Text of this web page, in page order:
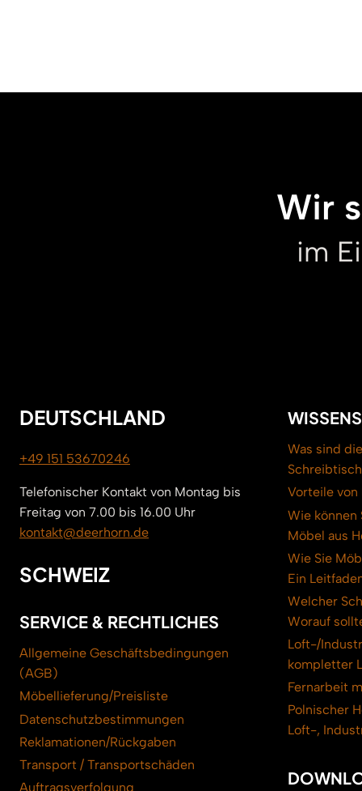
Wir
im
DEUTSCHLAND
+49 151 53670246
Telefonischer Kontakt von Montag bis
Freitag von 7.00 bis 16.00 Uhr
kontakt@deerhorn.de
SCHWEIZ
SERVICE & RECHTLICHES
Allgemeine Geschäftsbedingungen
(AGB)
Möbellieferung/Preisliste
Datenschutzbestimmungen
Reklamationen/Rückgaben
Transport / Transportschäden
Auftragsverfolgung
Was sind
Vorteile von
Wie können
Möbel aus
Wie Sie
Ein
Welcher
Worauf
Loft-/
kompletter
Fernarbeit
Polnischer
Loft-,